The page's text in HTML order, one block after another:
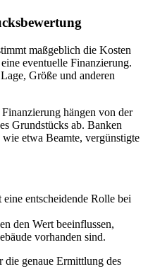
maßgeblich die Kosten
eventuelle Finanzierung.
Größe und anderen
hängen von der
Grundstücks ab. Banken
etwa Beamte, vergünstigte
eine entscheidende Rolle bei
den Wert beeinflussen,
vorhanden sind.
genaue Ermittlung des